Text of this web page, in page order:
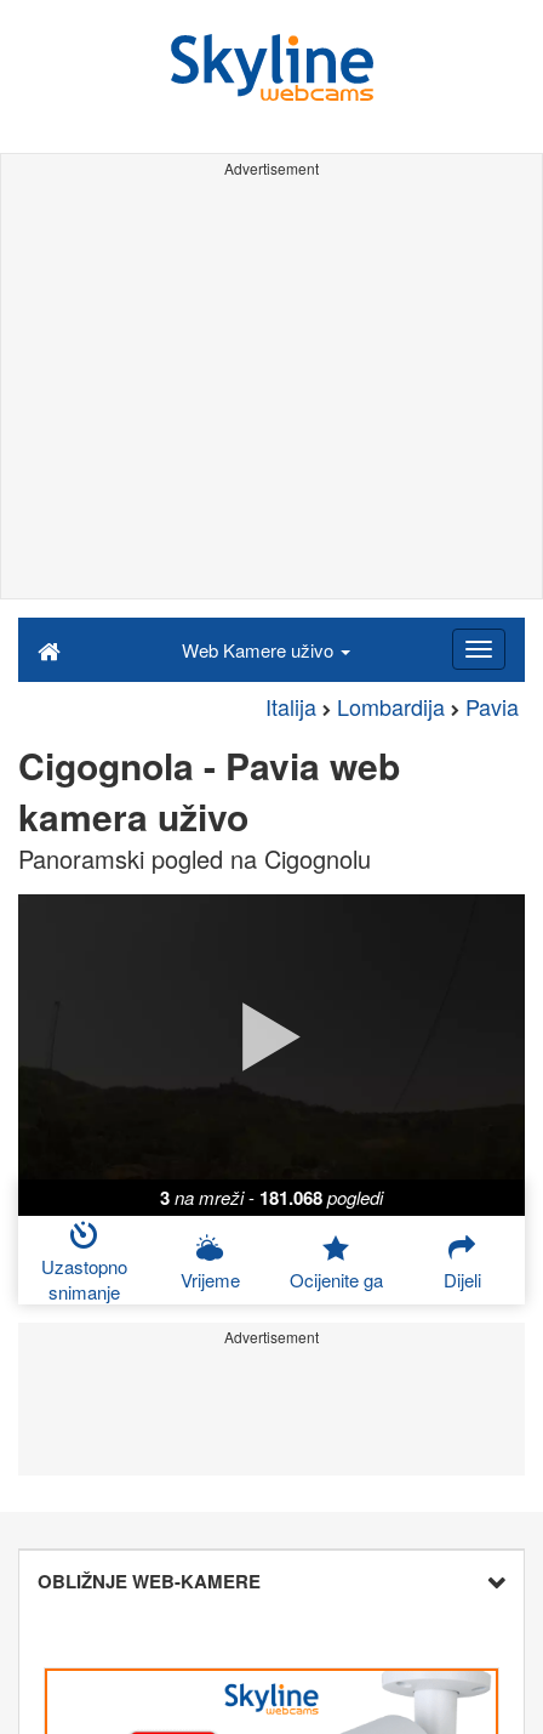
Advertisement
Web Kamere uživo
Italija Lombardija Pavia
Cigognola - Pavia web
kamera uživo
Panoramski pogled na Cigognolu
3na mreži- 181.068pogledi
Uzastopno
snimanje
Vrijeme Ocijenite ga Dijeli
Advertisement
OBLIŽNJE WEB-KAMERE